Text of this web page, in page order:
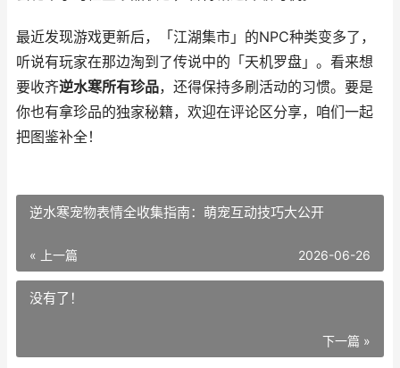
最近发现游戏更新后，「江湖集市」的NPC种类变多了，
听说有玩家在那边淘到了传说中的「天机罗盘」。看来想
要收齐逆水寒所有珍品，还得保持多刷活动的习惯。要是
你也有拿珍品的独家秘籍，欢迎在评论区分享，咱们一起
把图鉴补全！
逆水寒宠物表情全收集指南：萌宠互动技巧大公开
« 上一篇 2026-06-26
没有了！
下一篇 »